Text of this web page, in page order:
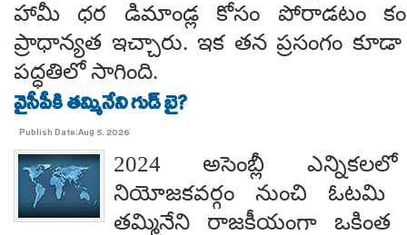
హామీ ధర డిమాండ్ల కోసం పోరాడటం
ప్రాధాన్యత ఇచ్చారు. ఇక తన ప్రసంగం కూడా
పద్ధతిలో సాగింది.
వైసీపీకి తమ్మినేని గుడ్ బై?
Publish Date:Aug 5, 2026
2024 అసెంబ్లీ
నియోజకవర్గం నుంచి ఓటమి
తమ్మినేని రాజకీయంగా